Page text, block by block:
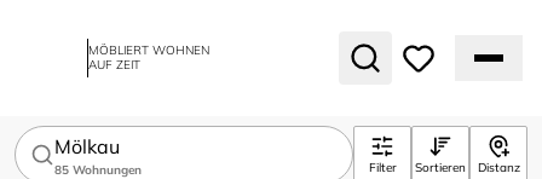
MÖBLIERT WOHNEN
AUF ZEIT
Mölkau
85 Wohnungen Filter Sortieren Distanz